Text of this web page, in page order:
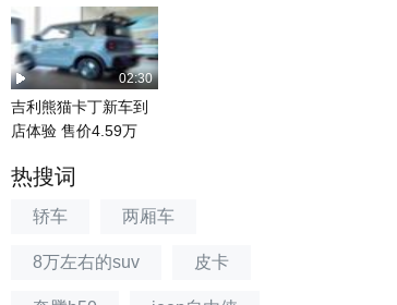
02:30
吉利熊猫卡丁新车到
店体验 售价4.59万
热搜词
轿车 两厢车
8万左右的suv 皮卡